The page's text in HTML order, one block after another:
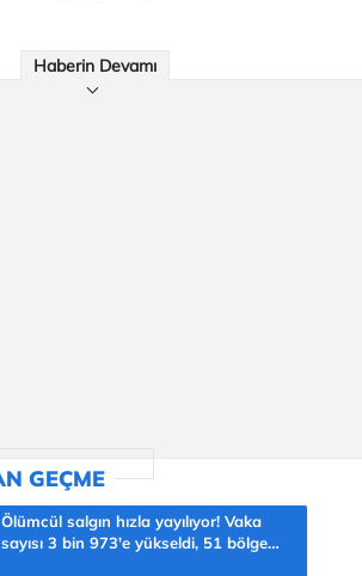
Haberin Devamı
Ölümcül salgın hızla yayılıyor! Vaka
sayısı 3 bin 973'e yükseldi, 51 bölge